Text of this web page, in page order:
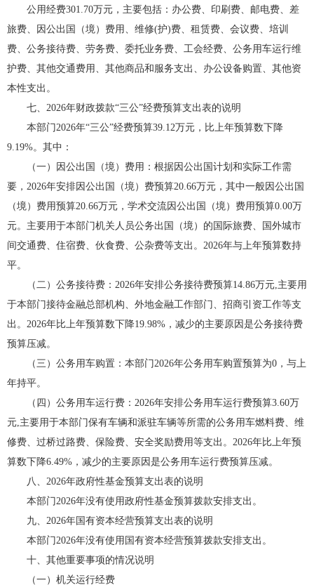
公用经费301.70万元，主要包括：办公费、印刷费、邮电费、差
旅费、因公出国（境）费用、维修(护)费、租赁费、会议费、培训
费、公务接待费、劳务费、委托业务费、工会经费、公务用车运行维
护费、其他交通费用、其他商品和服务支出、办公设备购置、其他资
本性支出。
七、2026年财政拨款“三公”经费预算支出表的说明
本部门2026年“三公”经费预算39.12万元，比上年预算数下降
9.19%。其中：
（一）因公出国（境）费用：根据因公出国计划和实际工作需
要，2026年安排因公出国（境）费预算20.66万元，其中一般因公出国
（境）费用预算20.66万元，学术交流因公出国（境）费用预算0.00万
元。主要用于本部门机关人员公务出国（境）的国际旅费、国外城市
间交通费、住宿费、伙食费、公杂费等支出。2026年与上年预算数持
平。
（二）公务接待费：2026年安排公务接待费预算14.86万元,主要用
于本部门接待金融总部机构、外地金融工作部门、招商引资工作等支
出。2026年比上年预算数下降19.98%，减少的主要原因是公务接待费
预算压减。
（三）公务用车购置：本部门2026年公务用车购置预算为0，与上
年持平。
（四）公务用车运行费：2026年安排公务用车运行费预算3.60万
元,主要用于本部门保有车辆和派驻车辆等所需的公务用车燃料费、维
修费、过桥过路费、保险费、安全奖励费用等支出。2026年比上年预
算数下降6.49%，减少的主要原因是公务用车运行费预算压减。
八、2026年政府性基金预算支出表的说明
本部门2026年没有使用政府性基金预算拨款安排支出。
九、2026年国有资本经营预算支出表的说明
本部门2026年没有使用国有资本经营预算拨款安排支出。
十、其他重要事项的情况说明
（一）机关运行经费